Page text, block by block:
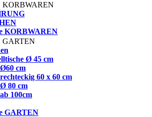
KORBWAREN
KORBWAREN
GARTEN
Ø 45 cm
cm
60 x 60 cm
80 cm
100cm
GARTEN